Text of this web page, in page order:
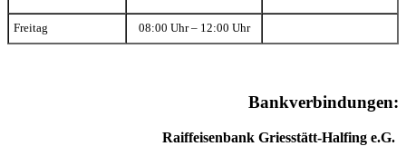
Freitag 08:00 Uhr – 12:00 Uhr
Bankverbindungen:
Raiffeisenbank Griesstätt-Halfing e.G.